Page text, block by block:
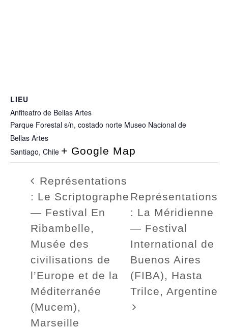
LIEU
Anfiteatro de Bellas Artes
Parque Forestal s/n, costado norte Museo Nacional de
Bellas Artes
Santiago, Chile + Google Map
Représentations
: Le Scriptographe
— Festival En
Ribambelle,
Musée des
civilisations de
l’Europe et de la
Méditerranée
(Mucem),
Marseille
Représentations
: La Méridienne
— Festival
International de
Buenos Aires
(FIBA), Hasta
Trilce, Argentine